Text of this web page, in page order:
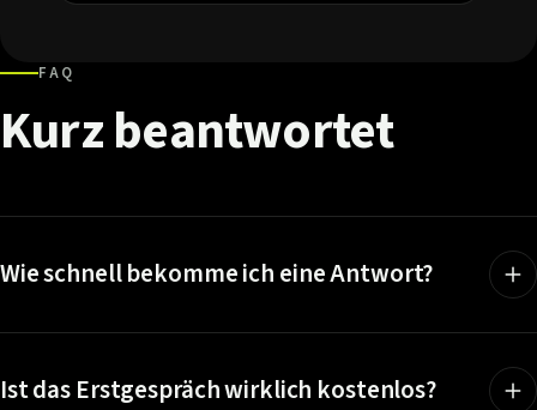
FAQ
Kurzbeantwortet
Wie schnell bekomme ich eine Antwort?
Ist das Erstgespräch wirklich kostenlos?